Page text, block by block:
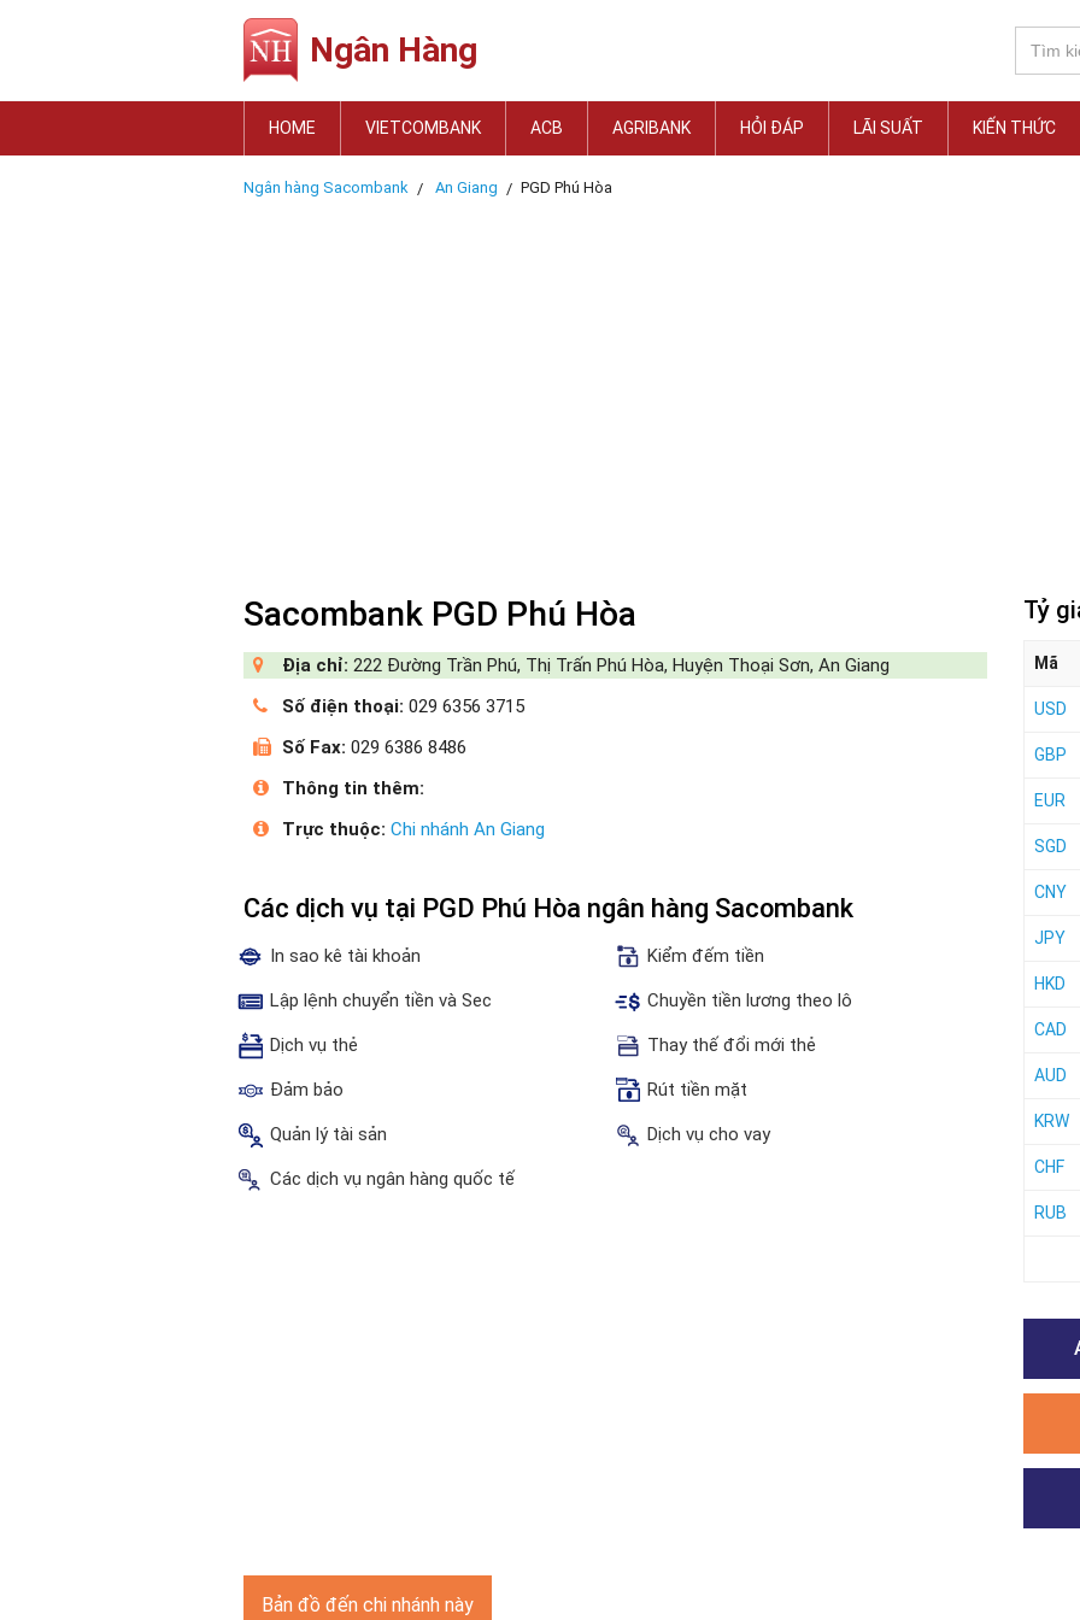
Ngân Hàng
HOME VIETCOMBANK ACB AGRIBANK HỎI ĐÁP LÃI SUẤT KIẾN THỨC
Ngân hàng Sacombank An Giang PGD Phú Hòa
Sacombank PGD Phú Hòa
Địa chỉ: 222 Đường Trần Phú, Thị Trấn Phú Hòa, Huyện Thoại Sơn, An Giang
Số điện thoại: 029 6356 3715
Số Fax: 029 6386 8486
Thông tin thêm:
Trực thuộc: Chi nhánh An Giang
Các dịch vụ tại PGD Phú Hòa ngân hàng Sacombank
In sao kê tài khoản Kiểm đếm tiền
Lập lệnh chuyển tiền và Sec Chuyền tiền lương theo lô
Dịch vụ thẻ Thay thế đổi mới thẻ
Đảm bảo Rút tiền mặt
Quản lý tài sản Dịch vụ cho vay
Các dịch vụ ngân hàng quốc tế
Bản đồ đến chi nhánh này
Tỷ
Mã
USD
GBP
EUR
SGD
CNY
JPY
HKD
CAD
AUD
KRW
CHF
RUB